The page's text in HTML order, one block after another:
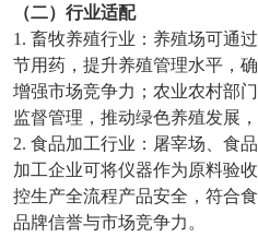
（二）行业适配
1. 畜牧养殖行业：养殖场可通
节用药，提升养殖管理水平，
增强市场竞争力；农业农村部
监督管理，推动绿色养殖发展
2. 食品加工行业：屠宰场、食
加工企业可将仪器作为原料验
控生产全流程产品安全，符合
品牌信誉与市场竞争力。